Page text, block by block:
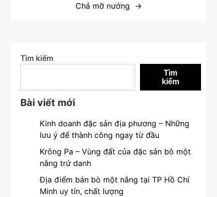
Chả mỡ nướng
Tìm kiếm
Tìm
kiếm
Bài viết mới
Kinh doanh đặc sản địa phương – Những
lưu ý để thành công ngay từ đầu
Krông Pa – Vùng đất của đặc sản bò một
nắng trứ danh
Địa điểm bán bò một nắng tại TP Hồ Chí
Minh uy tín, chất lượng